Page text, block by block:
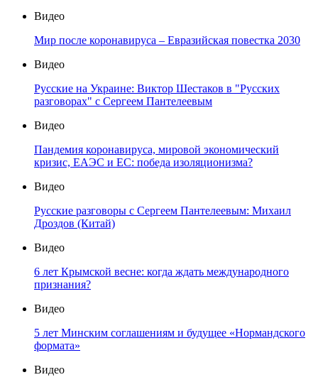
Видео
Мир после коронавируса – Евразийская повестка 2030
Видео
Русские на Украине: Виктор Шестаков в "Русских
разговорах" с Сергеем Пантелеевым
Видео
Пандемия коронавируса, мировой экономический
кризис, ЕАЭС и ЕС: победа изоляционизма?
Видео
Русские разговоры с Сергеем Пантелеевым: Михаил
Дроздов (Китай)
Видео
6 лет Крымской весне: когда ждать международного
признания?
Видео
5 лет Минским соглашениям и будущее «Нормандского
формата»
Видео